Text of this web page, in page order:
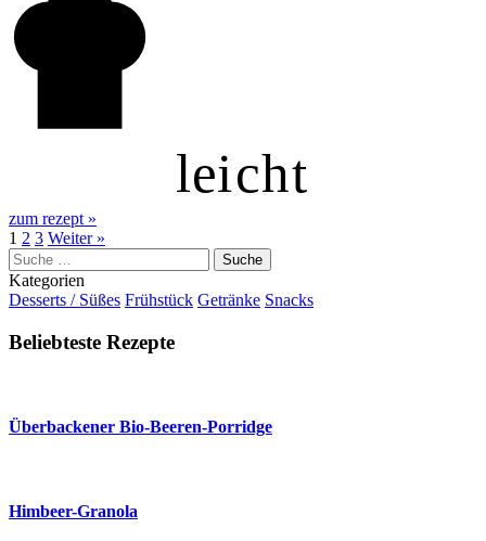
leicht
zum rezept »
1 2 3 Weiter »
Suche
nach:
Kategorien
Desserts / Süßes Frühstück Getränke Snacks
Beliebteste Rezepte
Überbackener Bio-Beeren-Porridge
Himbeer-Granola